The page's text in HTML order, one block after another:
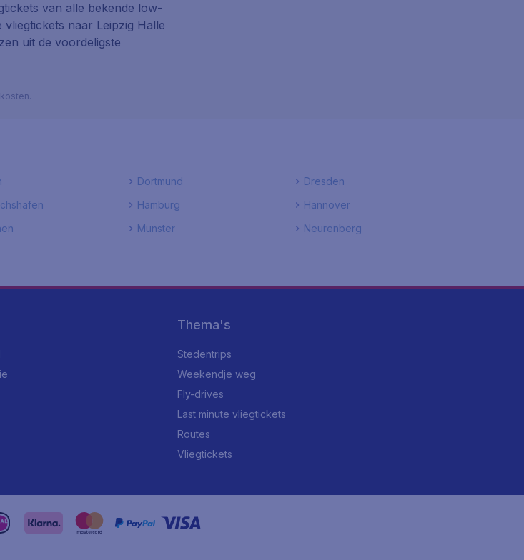
van alle bekende low-
vliegtickets naar Leipzig Halle
uit de voordeligste
Dortmund
Dresden
Hamburg
Hannover
Munster
Neurenberg
Thema's
Stedentrips
Weekendje weg
Fly-drives
Last minute vliegtickets
Routes
Vliegtickets